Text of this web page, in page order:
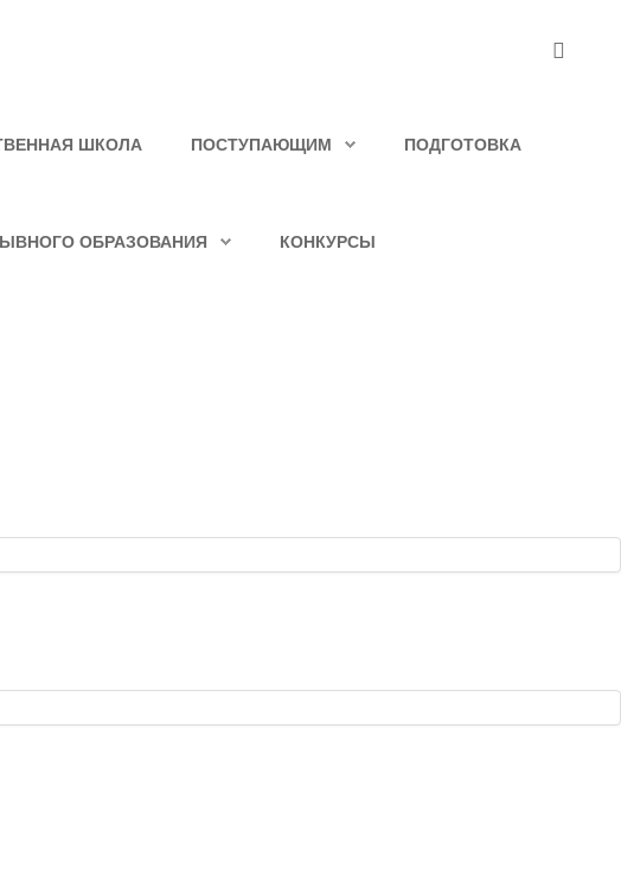
ШКОЛА ПОСТУПАЮЩИМ ПОДГОТОВКА
ОБРАЗОВАНИЯ КОНКУРСЫ